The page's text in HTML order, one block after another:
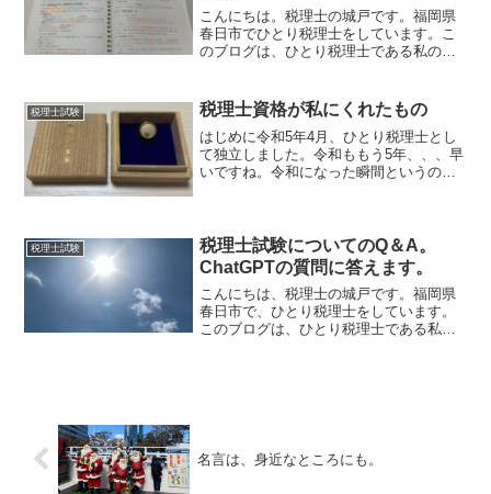
こんにちは。税理士の城戸です。福岡県
春日市でひとり税理士をしています。こ
のブログは、ひとり税理士である私の日
税理士試験。いよいよ8月。いよいよ税理
士試験。今年は、8月8...
税理士試験 税理士資格が私にくれたもの
はじめに令和5年4月、ひとり税理士とし
て独立しました。令和ももう5年、、、早
いですね。令和になった瞬間というの
んが、令和の瞬間という...
税理士試験
税理士試験についてのQ＆A。
ChatGPTの質問に答えます。
こんにちは、税理士の城戸です。福岡県
春日市で、ひとり税理士をしています。
このブログは、ひとり税理士である私の
名言は、身近なところにも。